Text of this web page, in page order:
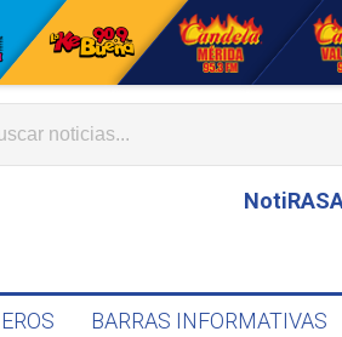
BARRAS INFORMATIVAS